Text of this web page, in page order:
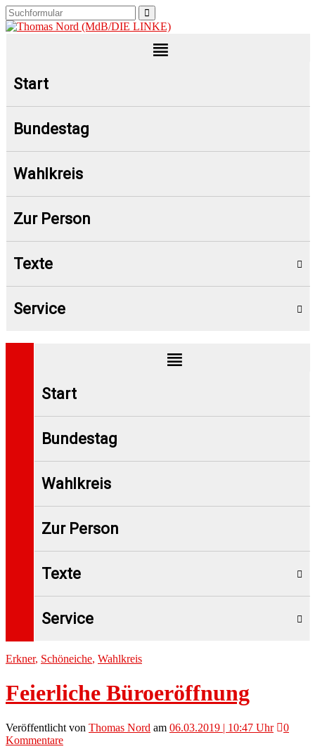
Start
Bundestag
Wahlkreis
Zur Person
Texte
Service
Start
Bundestag
Wahlkreis
Zur Person
Texte
Service
Erkner, Schöneiche, Wahlkreis
Feierliche Büroeröffnung
Veröffentlicht von Thomas Nord am 06.03.2019 | 10:47 Uhr
0
Kommentare